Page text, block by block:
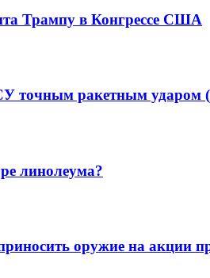
Трампу в Конгрессе США
точным ракетным ударом
линолеума?
оружие на акции